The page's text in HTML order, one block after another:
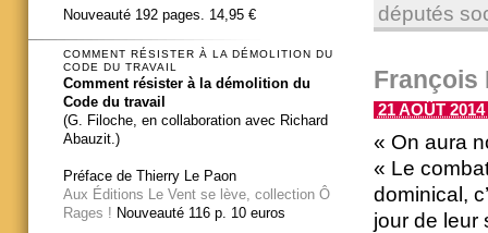
députés
François
21 AOÛT
« On aura
« Le
dominical,
jour de leur
Nouveauté 192 pages. 14,95 €
COMMENT RÉSISTER À LA DÉMOLITION DU
CODE DU TRAVAIL
Comment résister à la démolition du
Code du travail
(G. Filoche, en collaboration avec Richard
Abauzit.)
Préface de Thierry Le Paon
Aux Éditions Le Vent se lève, collection Ô
Rages ! Nouveauté 116 p. 10 euros